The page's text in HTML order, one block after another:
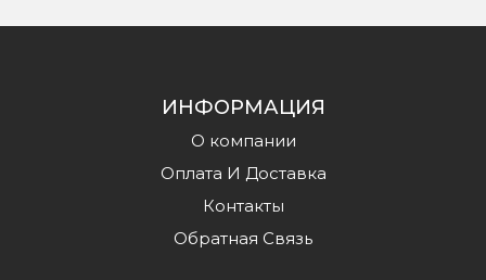
ИНФОРМАЦИЯ
О компании
Оплата И Доставка
Контакты
Обратная Связь